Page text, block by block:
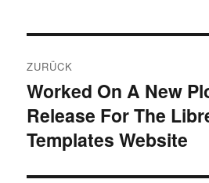
ZURÜCK
Vorheriger
Beitrag:
Worked On A New
Release For The
Templates Website